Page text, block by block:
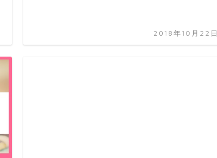
2018年10月22日